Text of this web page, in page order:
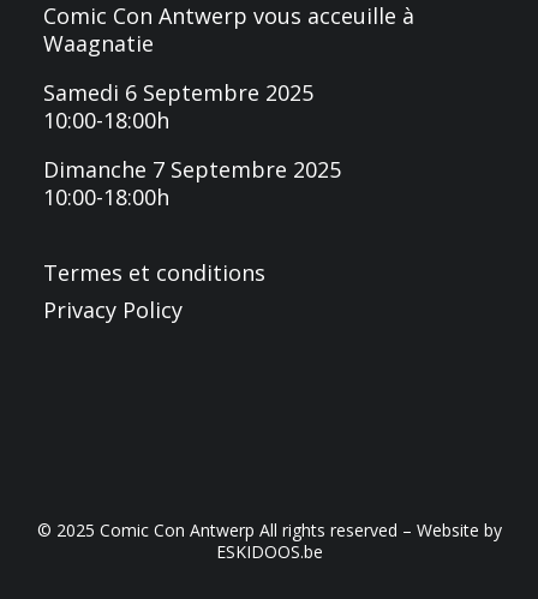
Comic Con Antwerp vous acceuille à
Waagnatie
Samedi 6 Septembre 2025
10:00-18:00h
Dimanche 7 Septembre 2025
10:00-18:00h
Termes et conditions
Privacy Policy
© 2025 Comic Con Antwerp All rights reserved – Website by
ESKIDOOS.be